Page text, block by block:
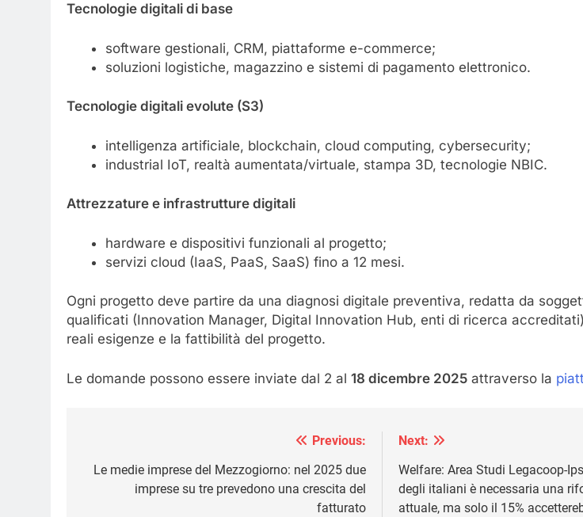
Tecnologie digitali di base
software gestionali, CRM, piattaforme e-commerce;
soluzioni logistiche, magazzino e sistemi di pagamento elettronico.
Tecnologie digitali evolute (S3)
intelligenza artificiale, blockchain, cloud computing, cybersecurity;
industrial IoT, realtà aumentata/virtuale, stampa 3D, tecnologie NBIC.
Attrezzature e infrastrutture digitali
hardware e dispositivi funzionali al progetto;
servizi cloud (IaaS, PaaS, SaaS) fino a 12 mesi.
Ogni progetto deve partire da una diagnosi digitale preventiva, redatta da
qualificati (Innovation Manager, Digital Innovation Hub, enti di ricerca
reali esigenze e la fattibilità del progetto.
Le domande possono essere inviate dal 2 al 18 dicembre 2025 attraverso la
articoli
Previous:
Le medie imprese del Mezzogiorno: nel 2025 due
imprese su tre prevedono una crescita del
fatturato
Next:
Welfare: Area Studi Legacoop-
degli italiani è necessaria una
attuale, ma solo il 15%